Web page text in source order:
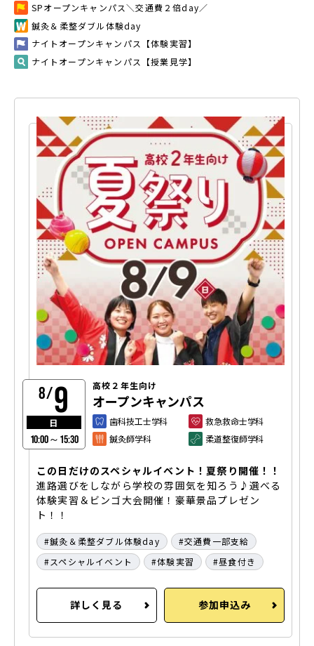
SPオープンキャンパス＼交通費２倍day／
鍼灸＆柔整ダブル体験day
ナイトオープンキャンパス【体験実習】
ナイトオープンキャンパス【授業見学】
8/9
日
10:00～15:30
高校２年生向け
オープンキャンパス
歯科技工士学科
救急救命士学科
鍼灸師学科
柔道整復師学科
この日だけのスペシャルイベント！夏祭り開催！！
進路選びをしながら学校の雰囲気を知ろう♪選べる
体験実習＆ビンゴ大会開催！豪華景品プレゼン
ト！！
鍼灸＆柔整ダブル体験day
交通費一部支給
スペシャルイベント
体験実習 昼食付き
詳しく見る 参加申込み